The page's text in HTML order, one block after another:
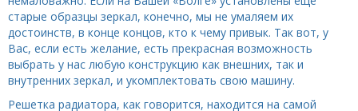
старые образцы зеркал, конечно, мы не умаляем их
достоинств, в конце концов, кто к чему привык. Так вот, у
Вас, если есть желание, есть прекрасная возможность
выбрать у нас любую конструкцию как внешних, так и
внутренних зеркал, и укомплектовать свою машину.
Решетка радиатора, как говорится, находится на самой